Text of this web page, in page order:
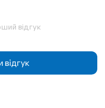
відгук
відгук